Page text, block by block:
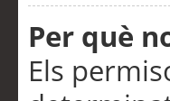
Per què
Els